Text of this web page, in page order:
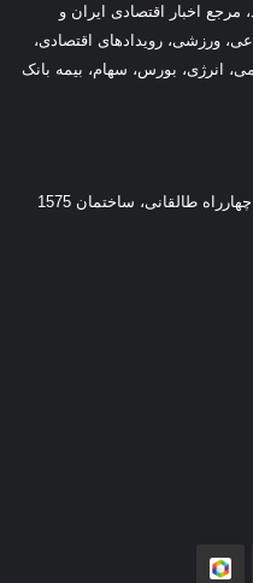
مرجع اخبار اقتصادی ایران و
ورزشی، رویدادهای اقتصادی،
انرژی، بورس، سهام، بیمه بانک
آدرس : تهران ، خیابان ولیعصر(عج)، جنب چهارراه طالقانی، ساختمان 1575
بله